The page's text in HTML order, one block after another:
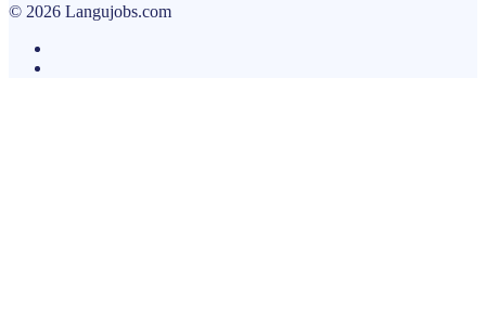
© 2026 Langujobs.com